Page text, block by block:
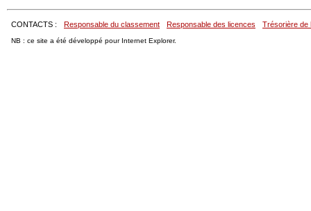
CONTACTS : Responsable du classement Responsable des licences Trésorière de
NB : ce site a été développé pour Internet Explorer.